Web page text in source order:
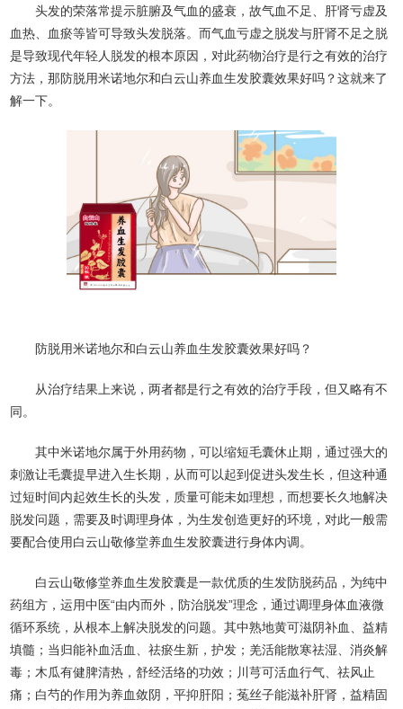
头发的荣落常提示脏腑及气血的盛衰，故气血不足、肝肾亏虚及
血热、血瘀等皆可导致头发脱落。而气血亏虚之脱发与肝肾不足之脱
是导致现代年轻人脱发的根本原因，对此药物治疗是行之有效的治疗
方法，那防脱用米诺地尔和白云山养血生发胶囊效果好吗？这就来了
解一下。
防脱用米诺地尔和白云山养血生发胶囊效果好吗？
从治疗结果上来说，两者都是行之有效的治疗手段，但又略有不
同。
其中米诺地尔属于外用药物，可以缩短毛囊休止期，通过强大的
刺激让毛囊提早进入生长期，从而可以起到促进头发生长，但这种通
过短时间内起效生长的头发，质量可能未如理想，而想要长久地解决
脱发问题，需要及时调理身体，为生发创造更好的环境，对此一般需
要配合使用白云山敬修堂养血生发胶囊进行身体内调。
白云山敬修堂养血生发胶囊是一款优质的生发防脱药品，为纯中
药组方，运用中医“由内而外，防治脱发”理念，通过调理身体血液微
循环系统，从根本上解决脱发的问题。其中熟地黄可滋阴补血、益精
填髓；当归能补血活血、祛瘀生新，护发；羌活能散寒祛湿、消炎解
毒；木瓜有健脾清热，舒经活络的功效；川芎可活血行气、祛风止
痛；白芍的作用为养血敛阴，平抑肝阳；菟丝子能滋补肝肾，益精固